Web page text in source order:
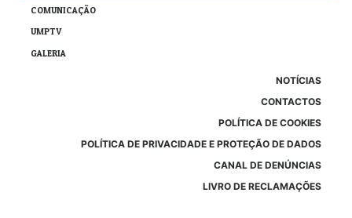
COMUNICAÇÃO
UMPTV
GALERIA
NOTÍCIAS
CONTACTOS
POLÍTICA DE COOKIES
POLÍTICA DE PRIVACIDADE E PROTEÇÃO DE DADOS
CANAL DE DENÚNCIAS
LIVRO DE RECLAMAÇÕES